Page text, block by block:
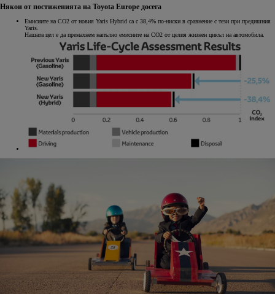
Някои от постиженията на Toyota Europe досега
Емисиите на CO2 от новия Yaris Hybrid са с 38,4% по-ниски в сравнение с тези при предишния
Yaris.
Нашата цел е да премахнем напълно емисиите на CO2 от целия жизнен цикъл на автомобила.